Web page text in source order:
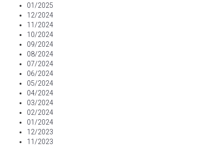
01/2025
12/2024
11/2024
10/2024
09/2024
08/2024
07/2024
06/2024
05/2024
04/2024
03/2024
02/2024
01/2024
12/2023
11/2023